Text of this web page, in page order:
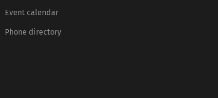
Event calendar
Phone directory